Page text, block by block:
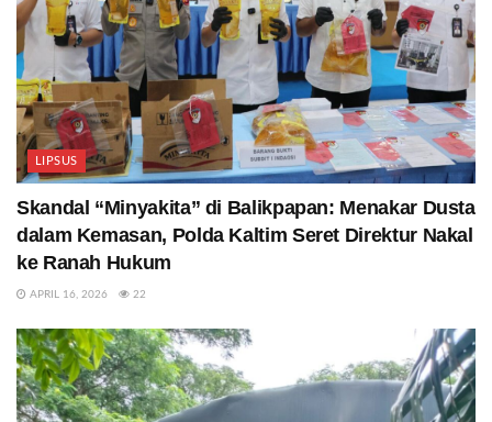
LIPSUS
Skandal “Minyakita” di Balikpapan: Menakar Dusta
dalam Kemasan, Polda Kaltim Seret Direktur Nakal
ke Ranah Hukum
APRIL 16, 2026 22